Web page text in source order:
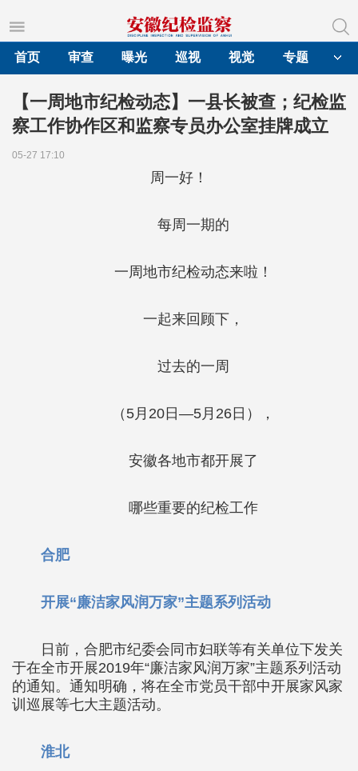
首页
审查 曝光 巡视 视觉 专题
【一周地市纪检动态】一县长被查；纪检监
察工作协作区和监察专员办公室挂牌成立
05-27 17:10
周一好！
每周一期的
一周地市纪检动态来啦！
一起来回顾下，
过去的一周
（5月20日—5月26日），
安徽各地市都开展了
哪些重要的纪检工作
合肥
开展“廉洁家风润万家”主题系列活动
日前，合肥市纪委会同市妇联等有关单位下发关
于在全市开展2019年“廉洁家风润万家”主题系列活动
的通知。通知明确，将在全市党员干部中开展家风家
训巡展等七大主题活动。
淮北